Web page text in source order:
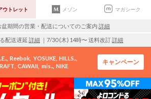
ウトレット メゾン マガシーク
盆期間の営業・配送についてのご案内 詳細
配送遅延 詳細 ｜7/30 (木) 14時〜 送料改訂詳細
Reebok YOSUKE HILLS..
CAWAII mis.. NIKE
キャンペーン